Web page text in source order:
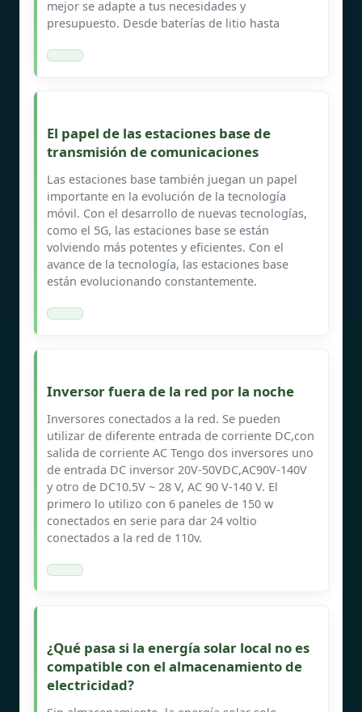
mejor se adapte a tus necesidades y
presupuesto. Desde baterías de litio hasta
El papel de las estaciones base de
transmisión de comunicaciones
Las estaciones base también juegan un papel
importante en la evolución de la tecnología
móvil. Con el desarrollo de nuevas tecnologías,
como el 5G, las estaciones base se están
volviendo más potentes y eficientes. Con el
avance de la tecnología, las estaciones base
están evolucionando constantemente.
Inversor fuera de la red por la noche
Inversores conectados a la red. Se pueden
utilizar de diferente entrada de corriente DC,con
salida de corriente AC Tengo dos inversores uno
de entrada DC inversor 20V-50VDC,AC90V-140V
y otro de DC10.5V ~ 28 V, AC 90 V-140 V. El
primero lo utilizo con 6 paneles de 150 w
conectados en serie para dar 24 voltio
conectados a la red de 110v.
¿Qué pasa si la energía solar local no es
compatible con el almacenamiento de
electricidad?